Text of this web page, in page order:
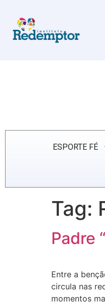
ESPORTE FÉ
Tag:
Padre
Entre a
circula nas
momentos